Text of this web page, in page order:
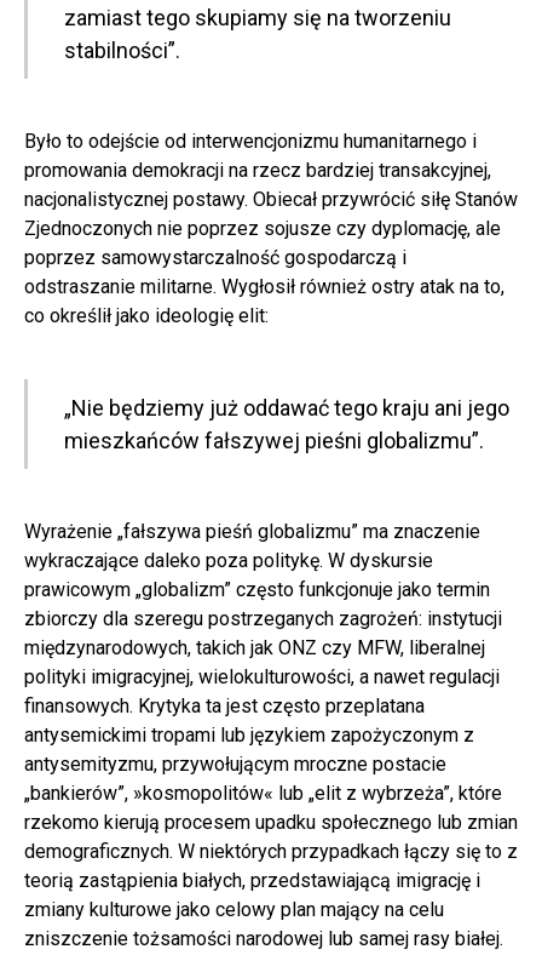
zamiast tego skupiamy się na tworzeniu
stabilności”.
Było to odejście od interwencjonizmu humanitarnego i
promowania demokracji na rzecz bardziej transakcyjnej,
nacjonalistycznej postawy. Obiecał przywrócić siłę Stanów
Zjednoczonych nie poprzez sojusze czy dyplomację, ale
poprzez samowystarczalność gospodarczą i
odstraszanie militarne. Wygłosił również ostry atak na to,
co określił jako ideologię elit:
„Nie będziemy już oddawać tego kraju ani jego
mieszkańców fałszywej pieśni globalizmu”.
Wyrażenie „fałszywa pieśń globalizmu” ma znaczenie
wykraczające daleko poza politykę. W dyskursie
prawicowym „globalizm” często funkcjonuje jako termin
zbiorczy dla szeregu postrzeganych zagrożeń: instytucji
międzynarodowych, takich jak ONZ czy MFW, liberalnej
polityki imigracyjnej, wielokulturowości, a nawet regulacji
finansowych. Krytyka ta jest często przeplatana
antysemickimi tropami lub językiem zapożyczonym z
antysemityzmu, przywołującym mroczne postacie
„bankierów”, »kosmopolitów« lub „elit z wybrzeża”, które
rzekomo kierują procesem upadku społecznego lub zmian
demograficznych. W niektórych przypadkach łączy się to z
teorią zastąpienia białych, przedstawiającą imigrację i
zmiany kulturowe jako celowy plan mający na celu
zniszczenie tożsamości narodowej lub samej rasy białej.